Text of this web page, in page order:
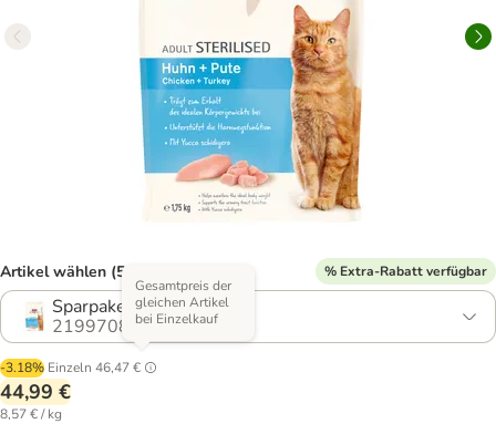
Artikel wählen (5 Varianten) % Extra-Rabatt verfügbar
Sparpaket: 3 x 1,75 kg
2199708.2
-3.18% Einzeln 46,47 €
Gesamtpreis der
gleichen Artikel
bei Einzelkauf
44,99 €
8,57 € / kg